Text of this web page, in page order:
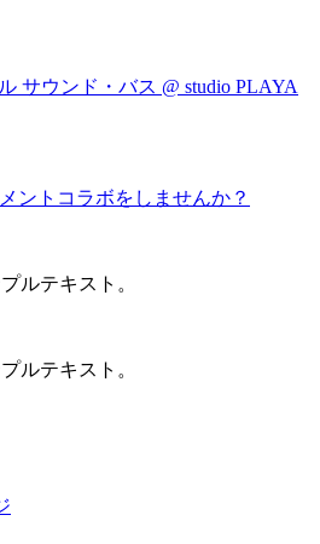
サウンド・バス @ studio PLAYA
ントコラボをしませんか？
ルテキスト。
ルテキスト。